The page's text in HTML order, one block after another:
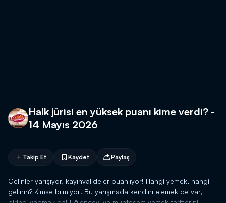
Halk jürisi en yüksek puanı kime verdi? -
14 Mayıs 2026
Takip Et Kaydet Paylaş
Gelinler yarışıyor, kayınvalideler puanlıyor! Hangi yemek, hangi
gelinin? Kimse bilmiyor! Bu yarışmada kendini elemek de var,